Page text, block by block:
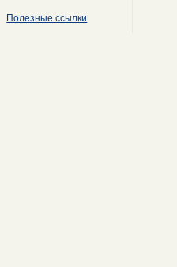
Полезные ссылки